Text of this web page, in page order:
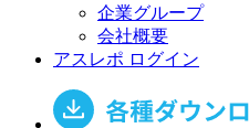
企業グループ
会社概要
アスレポ ログイン